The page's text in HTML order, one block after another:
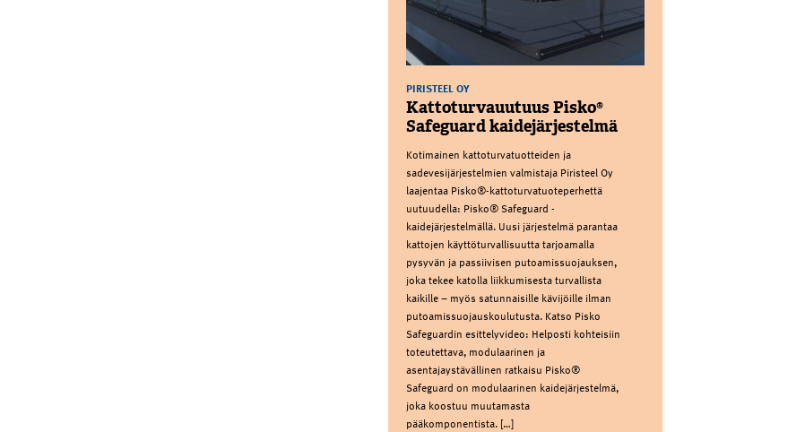
PIRISTEEL OY
Kattoturvauutuus Pisko®
Safeguard kaidejärjestelmä
Kotimainen kattoturvatuotteiden ja
sadevesijärjestelmien valmistaja Piristeel Oy
laajentaa Pisko®-kattoturvatuoteperhettä
uutuudella: Pisko® Safeguard -
kaidejärjestelmällä. Uusi järjestelmä parantaa
kattojen käyttöturvallisuutta tarjoamalla
pysyvän ja passiivisen putoamissuojauksen,
joka tekee katolla liikkumisesta turvallista
kaikille – myös satunnaisille kävijöille ilman
putoamissuojauskoulutusta. Katso Pisko
Safeguardin esittelyvideo: Helposti kohteisiin
toteutettava, modulaarinen ja
asentajaystävällinen ratkaisu Pisko®
Safeguard on modulaarinen kaidejärjestelmä,
joka koostuu muutamasta
pääkomponentista. […]